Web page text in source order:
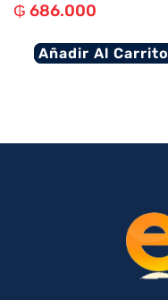
₲ 686.000
Añadir Al Carrito